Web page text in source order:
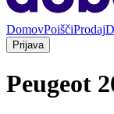
DomovPoiščiProdaj
Prijava
Peugeot